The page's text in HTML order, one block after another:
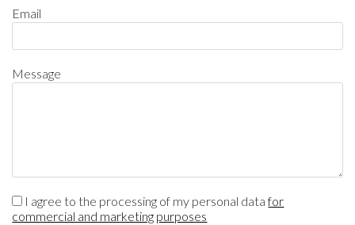
Email
Message
I agree to the processing of my personal datafor
commercial and marketing purposes